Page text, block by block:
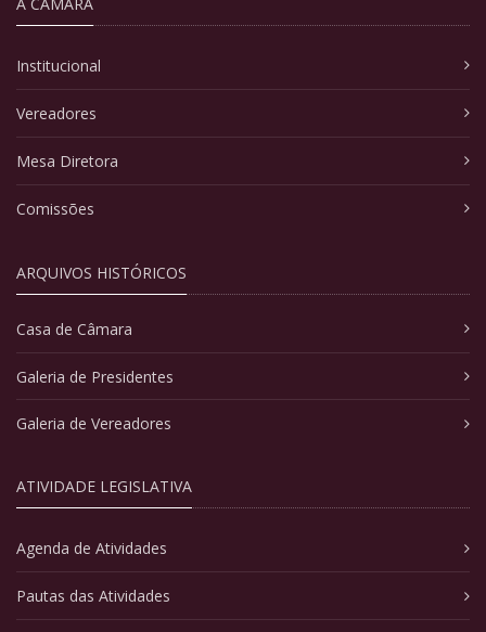
Institucional
Vereadores
Mesa Diretora
Comissões
ARQUIVOS HISTÓRICOS
Casa de Câmara
Galeria de Presidentes
Galeria de Vereadores
ATIVIDADE LEGISLATIVA
Agenda de Atividades
Pautas das Atividades